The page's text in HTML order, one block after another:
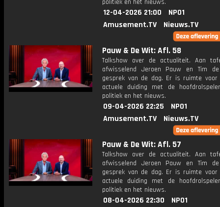
politiek en het nieuws.
12-04-2026 21:00
NPO1
Amusement.TV
Nieuws.TV
Pauw & De Wit: Afl. 58
Talkshow over de actualiteit. Aan
afwisselend Jeroen Pauw en Tim
gesprek van de dag. Er is ruimte
actuele duiding met de
politiek en het nieuws.
09-04-2026 22:25
NPO1
Amusement.TV
Nieuws.TV
Pauw & De Wit: Afl. 57
Talkshow over de actualiteit. Aan
afwisselend Jeroen Pauw en Tim
gesprek van de dag. Er is ruimte
actuele duiding met de
politiek en het nieuws.
08-04-2026 22:30
NPO1